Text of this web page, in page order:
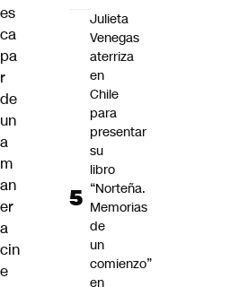
es
ca
pa
r
de
un
a
m
an
er
a
cin
e
Julieta
Venegas
aterriza
en
Chile
para
presentar
su
libro
“Norteña.
Memorias
de
un
comienzo”
en